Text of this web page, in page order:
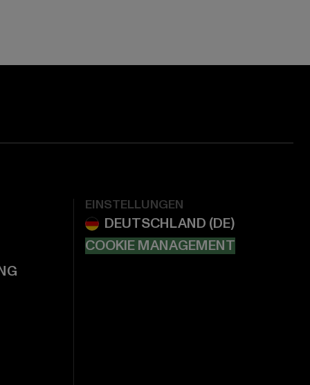
EINSTELLUNGEN
COOKIE MANAGEMENT